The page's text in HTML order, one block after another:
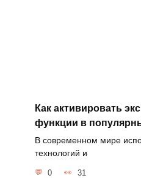
Как активировать
функции в
В современном мире
технологий и
0 31